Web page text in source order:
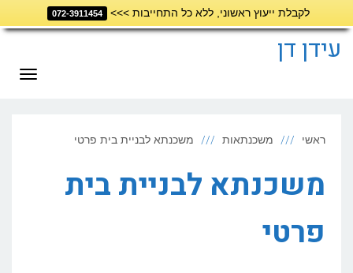
לקבלת ייעוץ ראשוני, ללא כל התחייבות >>> 072-3911454
לתוכןעידן דן
ראשי משכנתאות משכנתא לבניית בית פרטי
משכנתא לבניית בית
פרטי